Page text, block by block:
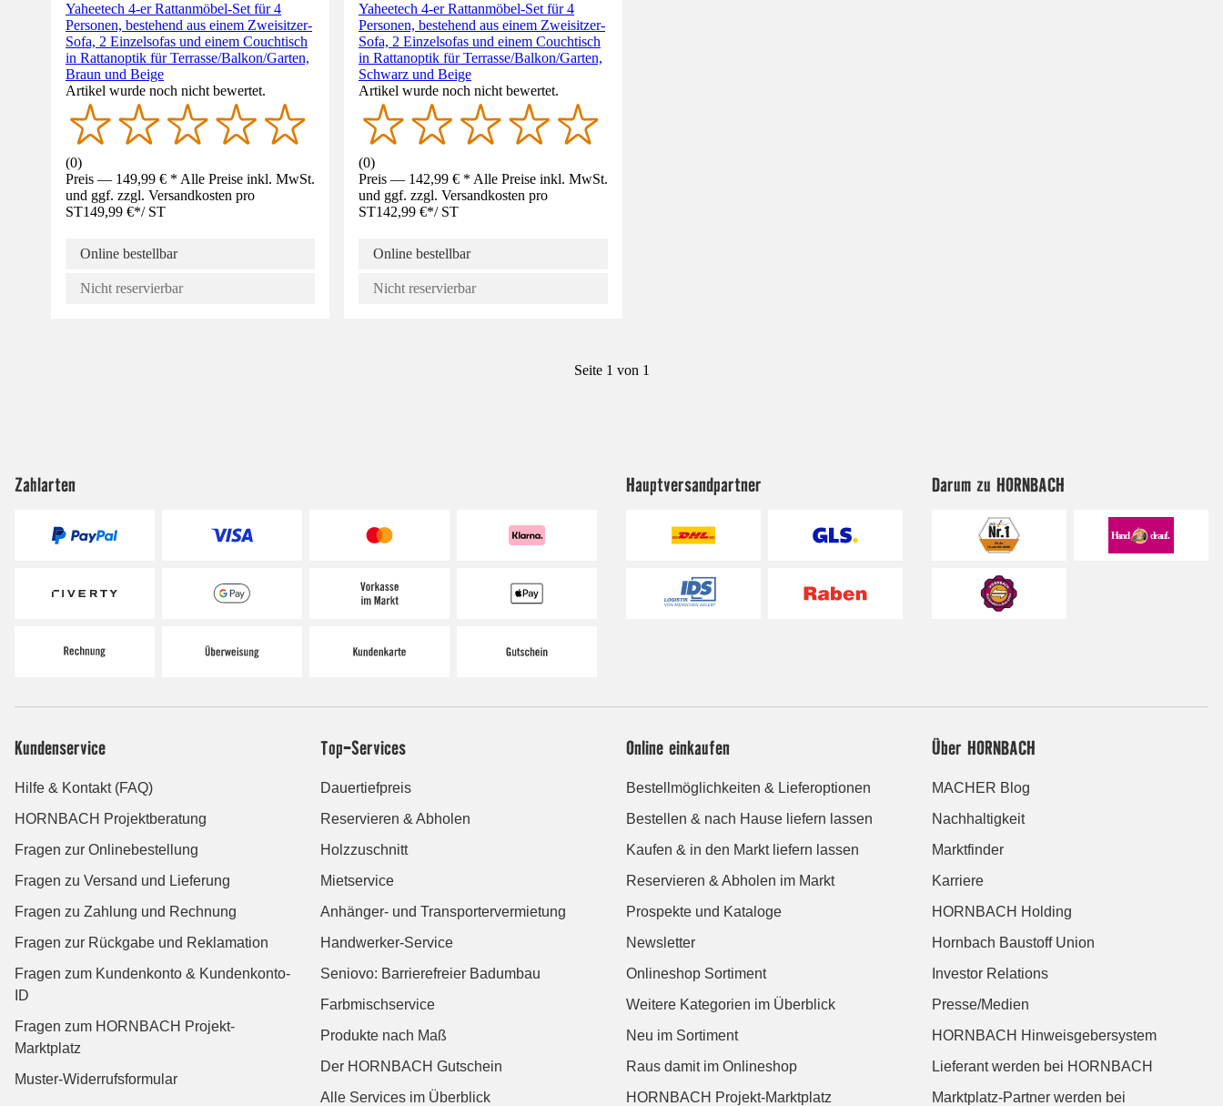
Yaheetech 4-er Rattanmöbel-Set für 4
Personen, bestehend aus einem Zweisitzer-
Sofa, 2 Einzelsofas und einem Couchtisch
in Rattanoptik für Terrasse/Balkon/Garten,
Braun und Beige
Artikel wurde noch nicht bewertet.
(0)
Preis — 149,99 € * Alle Preise inkl. MwSt.
und ggf. zzgl. Versandkosten pro
ST149,99 €*/ ST
Online bestellbar
Nicht reservierbar
Yaheetech 4-er Rattanmöbel-Set für 4
Personen, bestehend aus einem Zweisitzer-
Sofa, 2 Einzelsofas und einem Couchtisch
in Rattanoptik für Terrasse/Balkon/Garten,
Schwarz und Beige
Artikel wurde noch nicht bewertet.
(0)
Preis — 142,99 € * Alle Preise inkl. MwSt.
und ggf. zzgl. Versandkosten pro
ST142,99 €*/ ST
Online bestellbar
Nicht reservierbar
Seite 1 von 1
Zahlarten Hauptversandpartner Darum zu HORNBACH
Kundenservice
Hilfe & Kontakt (FAQ)
HORNBACH Projektberatung
Fragen zur Onlinebestellung
Fragen zu Versand und Lieferung
Fragen zu Zahlung und Rechnung
Fragen zur Rückgabe und Reklamation
Fragen zum Kundenkonto & Kundenkonto-
ID
Fragen zum HORNBACH Projekt-
Marktplatz
Muster-Widerrufsformular
Top-Services
Dauertiefpreis
Reservieren & Abholen
Holzzuschnitt
Mietservice
Anhänger- und Transportervermietung
Handwerker-Service
Seniovo: Barrierefreier Badumbau
Farbmischservice
Produkte nach Maß
Der HORNBACH Gutschein
Alle Services im Überblick
Online einkaufen
Bestellmöglichkeiten & Lieferoptionen
Bestellen & nach Hause liefern lassen
Kaufen & in den Markt liefern lassen
Reservieren & Abholen im Markt
Prospekte und Kataloge
Newsletter
Onlineshop Sortiment
Weitere Kategorien im Überblick
Neu im Sortiment
Raus damit im Onlineshop
HORNBACH Projekt-Marktplatz
Über HORNBACH
MACHER Blog
Nachhaltigkeit
Marktfinder
Karriere
HORNBACH Holding
Hornbach Baustoff Union
Investor Relations
Presse/Medien
HORNBACH Hinweisgebersystem
Lieferant werden bei HORNBACH
Marktplatz-Partner werden bei